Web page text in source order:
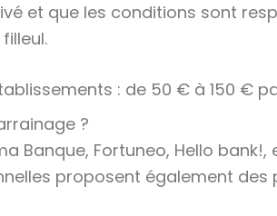
et que les conditions sont
: de 50 € à 150 €
?
Banque, Fortuneo, Hello
proposent également